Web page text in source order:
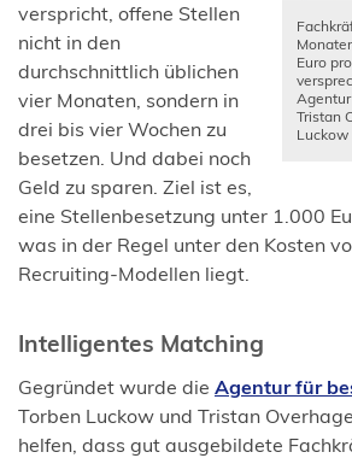
Euro
Tristan
Luckow
verspricht, offene Stellen
nicht in den
durchschnittlich üblichen
vier Monaten, sondern in
drei bis vier Wochen zu
besetzen. Und dabei noch
Geld zu sparen. Ziel ist es,
eine Stellenbesetzung unter 1.000
was in der Regel unter den Kosten
Recruiting-Modellen liegt.
Intelligentes Matching
Gegründet wurde die Agentur für
(Öffnet
einem
Torben Luckow und Tristan
helfen, dass gut ausgebildete